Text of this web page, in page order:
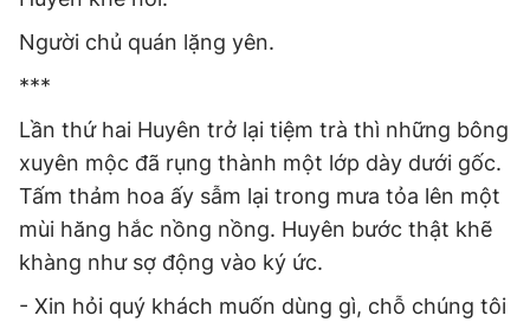
Người chủ quán lặng yên.
***
Lần thứ hai Huyên trở lại tiệm trà thì những bông
xuyên mộc đã rụng thành một lớp dày dưới gốc.
Tấm thảm hoa ấy sẫm lại trong mưa tỏa lên một
mùi hăng hắc nồng nồng. Huyên bước thật khẽ
khàng như sợ động vào ký ức.
- Xin hỏi quý khách muốn dùng gì, chỗ chúng tôi